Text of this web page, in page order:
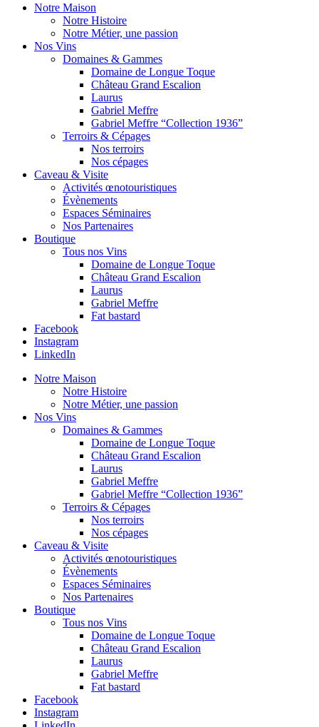
Notre Maison
Notre Histoire
Notre Métier, une passion
Nos Vins
Domaines & Gammes
Domaine de Longue Toque
Château Grand Escalion
Laurus
Gabriel Meffre
Gabriel Meffre “Collection 1936”
Terroirs & Cépages
Nos terroirs
Nos cépages
Caveau & Visite
Activités œnotouristiques
Évènements
Espaces Séminaires
Nos Partenaires
Boutique
Tous nos Vins
Domaine de Longue Toque
Château Grand Escalion
Laurus
Gabriel Meffre
Fat bastard
Facebook
Instagram
LinkedIn
Notre Maison
Notre Histoire
Notre Métier, une passion
Nos Vins
Domaines & Gammes
Domaine de Longue Toque
Château Grand Escalion
Laurus
Gabriel Meffre
Gabriel Meffre “Collection 1936”
Terroirs & Cépages
Nos terroirs
Nos cépages
Caveau & Visite
Activités œnotouristiques
Évènements
Espaces Séminaires
Nos Partenaires
Boutique
Tous nos Vins
Domaine de Longue Toque
Château Grand Escalion
Laurus
Gabriel Meffre
Fat bastard
Facebook
Instagram